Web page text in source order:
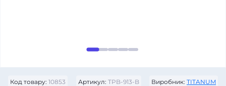
Код товару: 10853 Артикул: TPB-913-B Виробник: TITANUM